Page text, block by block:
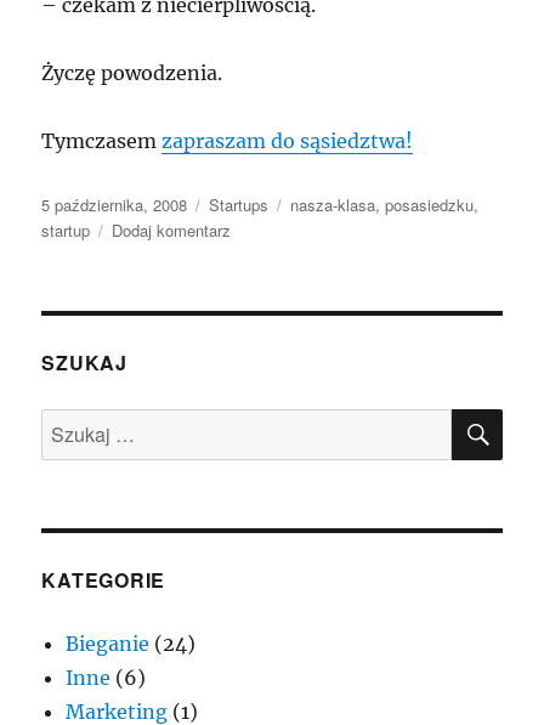
– czekam z niecierpliwością.
Życzę powodzenia.
Tymczasemzapraszam do sąsiedztwa!
Data
publikacji
5 października, 2008 Kategorie
Startups Tagi
nasza-klasa,posasiedzku,
startup
Dodaj komentarz
–
SZUKAJ
Szukaj:
KATEGORIE
Bieganie (24)
Inne (6)
Marketing (1)